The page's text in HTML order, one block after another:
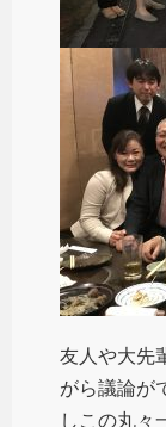
友人や大先
がら議論が
しこの丸々